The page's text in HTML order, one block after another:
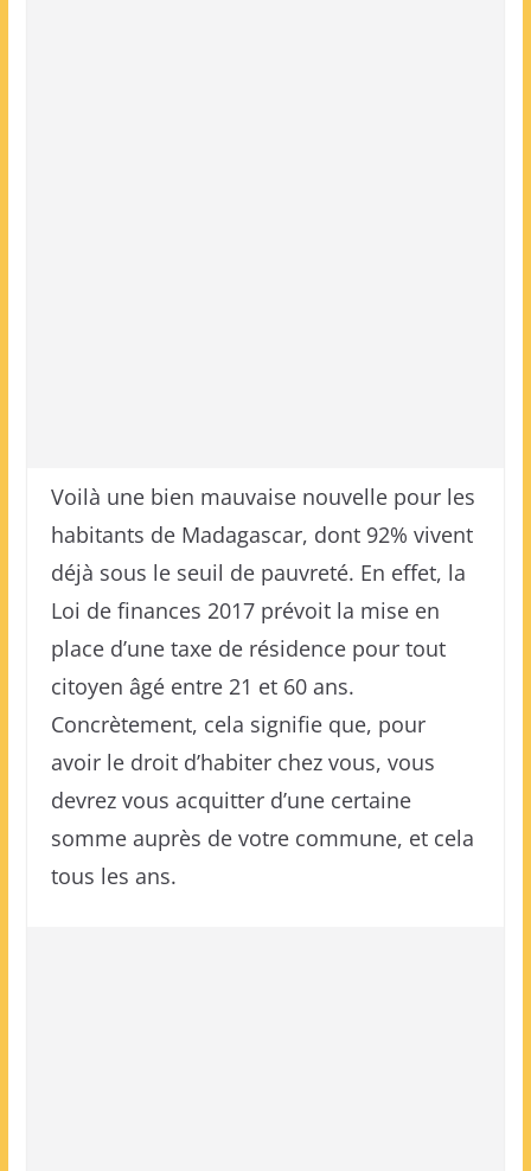
Voilà une bien mauvaise nouvelle pour les
habitants de Madagascar, dont 92% vivent
déjà sous le seuil de pauvreté. En effet, la
Loi de finances 2017 prévoit la mise en
place d’une taxe de résidence pour tout
citoyen âgé entre 21 et 60 ans.
Concrètement, cela signifie que, pour
avoir le droit d’habiter chez vous, vous
devrez vous acquitter d’une certaine
somme auprès de votre commune, et cela
tous les ans.